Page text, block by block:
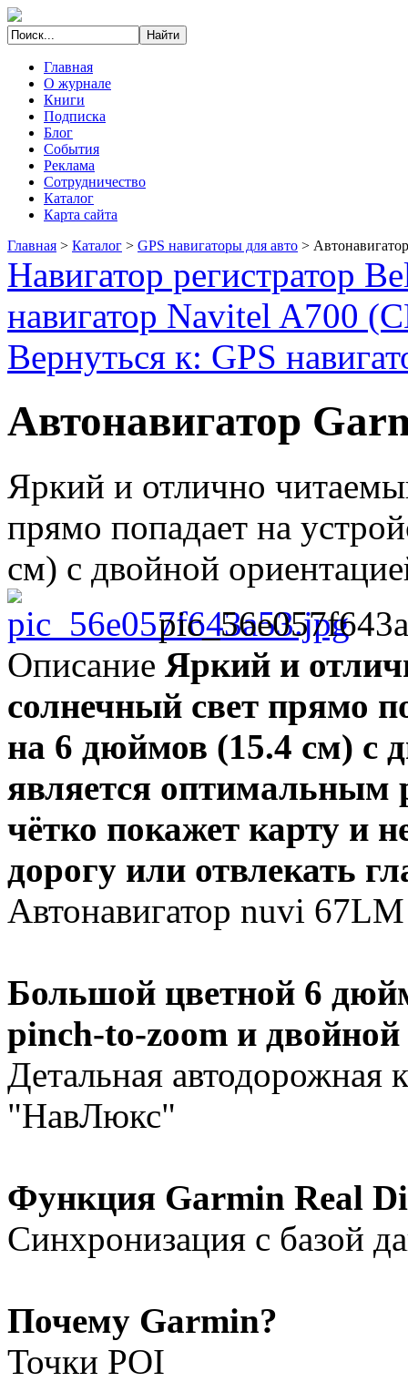
Главная
О журнале
Книги
Подписка
Блог
События
Реклама
Сотрудничество
Каталог
Карта сайта
Главная > Каталог > GPS навигаторы для авто >
Навигатор регистратор
навигатор Navitel A700
Вернуться к: GPS
Автонавигатор
Яркий и отлично
прямо попадает на
см) с двойной
Описание Яркий и
солнечный свет прямо
на 6 дюймов (15.4 см) с
является оптимальным
чётко покажет карту и
дорогу или отвлекать
Автонавигатор nuvi
Большой цветной 6
pinch-to-zoom и
Детальная
"НавЛюкс"
Функция Garmin Real
Синхронизация с базой
Почему Garmin?
Точки POI